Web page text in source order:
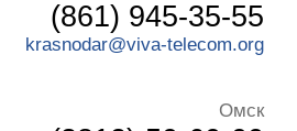
(861) 945-35-55
krasnodar@viva-telecom.org
Омск